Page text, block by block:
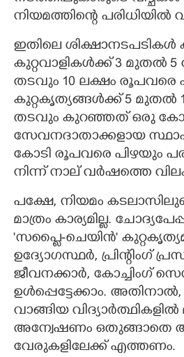
നിയമത്തിന്റെ
ഇതിലെ ശിക്ഷാനടപടികൾ
കുറ്റവാളികൾക്ക് 3 മുതൽ
തടവും 10 ലക്ഷം രൂപവരെ
കുറ്റകൃത്യങ്ങൾക്ക് 5 മുതൽ
തടവും കുറഞ്ഞത് ഒരു
സേവനദാതാക്കളായ
കോടി രൂപവരെ പിഴയും
നിന്ന് നാല് വർഷത്തെ
​പക്ഷേ, നിയമം
മാത്രം കാര്യമില്ല.
'സപ്ലൈ-ചെയിൻ'
ഉദ്യോഗസ്ഥർ, പ്രിന്റിംഗ്
ജീവനക്കാർ, കോച്ചിംഗ്
ഉൾപ്പെട്ടേക്കാം.
വാങ്ങിയ വിദ്യാർത്ഥികളിൽ
അന്വേഷണം ഒതുങ്ങാതെ
വേരുകളിലേക്ക് എത്തണം.